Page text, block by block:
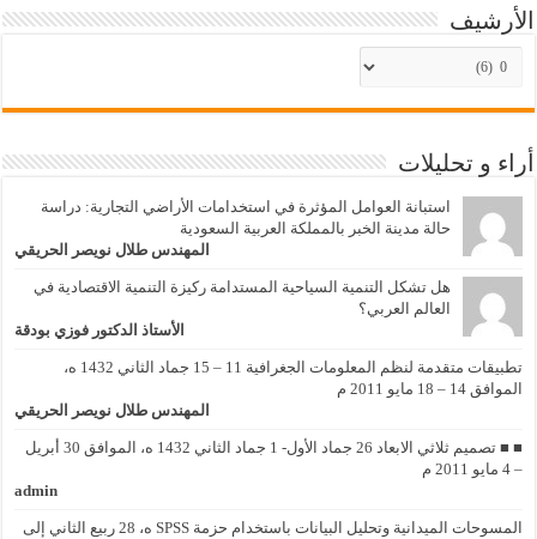
الأرشيف
أراء و تحليلات
استبانة العوامل المؤثرة في استخدامات الأراضي التجارية: دراسة
حالة مدينة الخبر بالمملكة العربية السعودية
المهندس طلال نويصر الحريقي
هل تشكل التنمية السياحية المستدامة ركيزة التنمية الاقتصادية في
العالم العربي؟
الأستاذ الدكتور فوزي بودقة
تطبيقات متقدمة لنظم المعلومات الجغرافية 11 – 15 جماد الثاني 1432 ه،
الموافق 14 – 18 مايو 2011 م
المهندس طلال نويصر الحريقي
■ ■ تصميم ثلاثي الابعاد 26 جماد الأول- 1 جماد الثاني 1432 ه، الموافق 30 أبريل
– 4 مايو 2011 م
admin
المسوحات الميدانية وتحليل البيانات باستخدام حزمة SPSS ه، 28 ربيع الثاني إلى